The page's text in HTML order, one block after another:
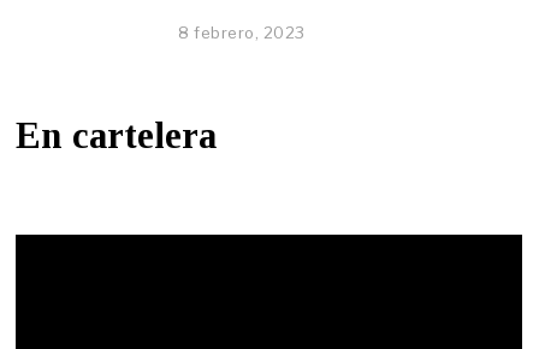
8 febrero, 2023
En cartelera